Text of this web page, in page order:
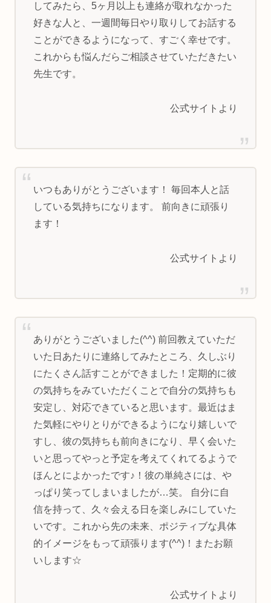
してみたら、5ヶ月以上も連絡が取れなかった
好きな人と、一週間毎日やり取りしてお話する
ことができるようになって、すごく幸せです。
これからも悩んだらご相談させていただきたい
先生です。
公式サイトより
いつもありがとうございます！ 毎回本人と話
している気持ちになります。 前向きに頑張り
ます！
公式サイトより
ありがとうございました(^^) 前回教えていただ
いた日あたりに連絡してみたところ、久しぶり
にたくさん話すことができました！定期的に彼
の気持ちをみていただくことで自分の気持ちも
安定し、対応できていると思います。最近はま
た気軽にやりとりができるようになり嬉しいで
すし、彼の気持ちも前向きになり、早く会いた
いと思ってやっと予定を考えてくれてるようで
ほんとによかったです♪！彼の単純さには、や
っぱり笑ってしまいましたが…笑。 自分に自
信を持って、久々会える日を楽しみにしていた
いです。これから先の未来、ポジティブな具体
的イメージをもって頑張ります(^^)！またお願
いします☆
公式サイトより